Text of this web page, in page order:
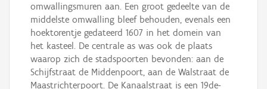
omwallingsmuren aan. Een groot gedeelte van de
middelste omwalling bleef behouden, evenals een
hoektorentje gedateerd 1607 in het domein van
het kasteel. De centrale as was ook de plaats
waarop zich de stadspoorten bevonden: aan de
Schijfstraat de Middenpoort, aan de Walstraat de
Maastrichterpoort. De Kanaalstraat is een 19de-